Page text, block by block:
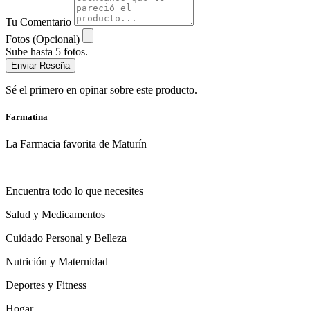
Tu Comentario
Fotos (Opcional)
Sube hasta 5 fotos.
Enviar Reseña
Sé el primero en opinar sobre este producto.
Farmatina
La Farmacia favorita de Maturín
Encuentra todo lo que necesites
Salud y Medicamentos
Cuidado Personal y Belleza
Nutrición y Maternidad
Deportes y Fitness